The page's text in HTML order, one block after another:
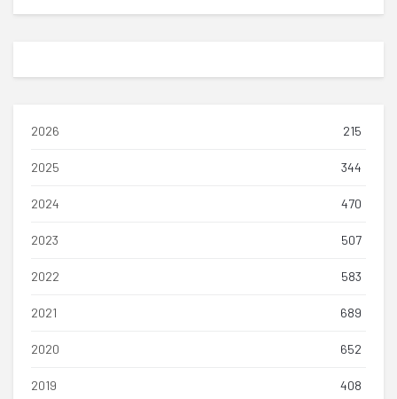
2026 215
2025 344
2024 470
2023 507
2022 583
2021 689
2020 652
2019 408